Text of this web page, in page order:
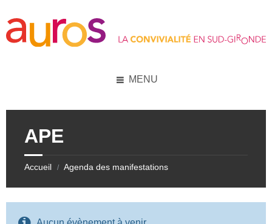
content
left
sidebar
right
sidebar
footer
MENU
APE
Accueil / Agenda des manifestations